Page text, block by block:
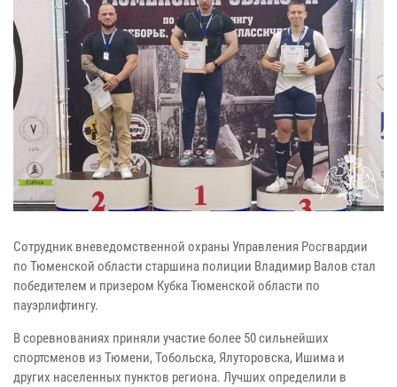
Сотрудник вневедомственной охраны Управления Росгвардии
по Тюменской области старшина полиции Владимир Валов стал
победителем и призером Кубка Тюменской области по
пауэрлифтингу.
В соревнованиях приняли участие более 50 сильнейших
спортсменов из Тюмени, Тобольска, Ялуторовска, Ишима и
других населенных пунктов региона. Лучших определили в